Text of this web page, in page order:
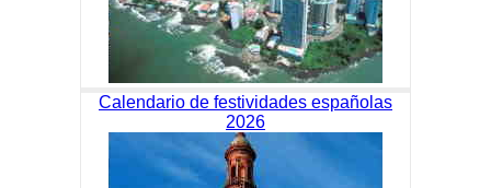
Calendario de festividades españolas
2026